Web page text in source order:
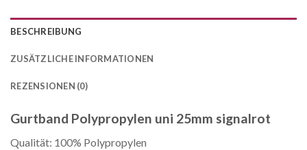
BESCHREIBUNG
ZUSÄTZLICHE INFORMATIONEN
REZENSIONEN (0)
Gurtband Polypropylen uni 25mm signalrot
Qualität: 100% Polypropylen